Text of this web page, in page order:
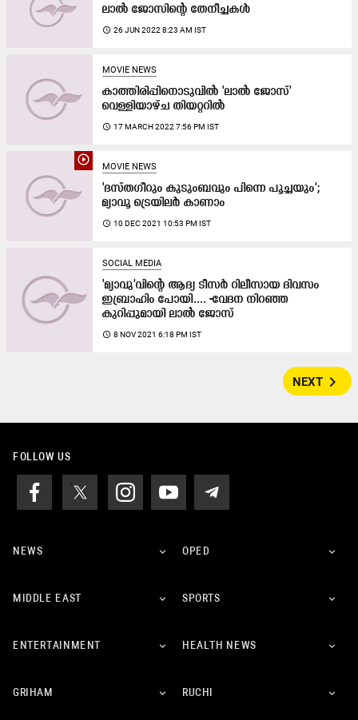
ലാൽ ജോസിന്റെ തേനീച്ചകൾ
access_time 26 JUN 2022 8:23 AM IST
MOVIE NEWS
കാത്തിരിപ്പിനൊടുവില്‍ 'ലാല്‍ ജോസ്'
വെള്ളിയാഴ്ച തിയറ്ററില്‍
access_time 17 MARCH 2022 7:56 PM IST
play_circle_outline
MOVIE NEWS
'ദസ്​തഗീറും കുടുംബവും പിന്നെ പൂച്ചയും';
മ്യാവൂ ട്രെയിലർ കാണാം
access_time 10 DEC 2021 10:53 PM IST
SOCIAL MEDIA
'മ്യാവു'വിന്‍റെ ആദ്യ ടീസർ റിലീസായ ദിവസം
ഇബ്രാഹിം പോയി.... -വേദന നിറഞ്ഞ
കുറിപ്പുമായി ലാൽ ജോസ്
access_time 8 NOV 2021 6:18 PM IST
NEXT navigate_next
FOLLOW US
NEWS OPED
MIDDLE EAST SPORTS
ENTERTAINMENT HEALTH NEWS
GRIHAM RUCHI